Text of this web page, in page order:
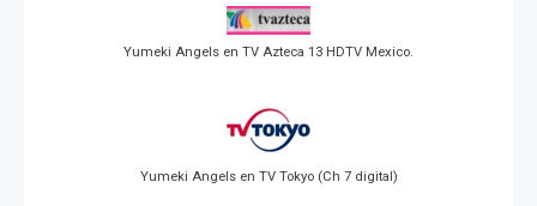
Yumeki Angels en TV Azteca 13 HDTV Mexico.
Yumeki Angels en TV Tokyo (Ch 7 digital)